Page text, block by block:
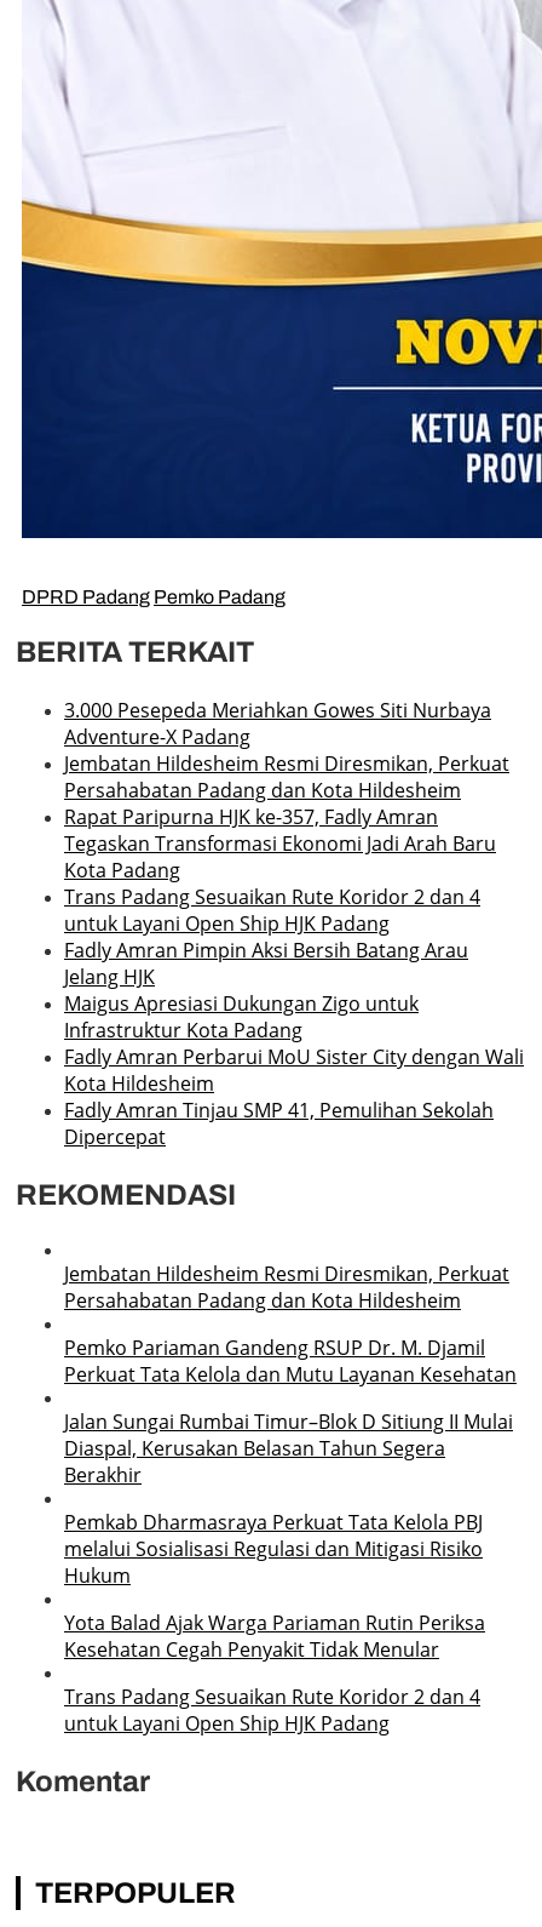
DPRD Padang Pemko Padang
BERITA TERKAIT
3.000 Pesepeda Meriahkan Gowes Siti Nurbaya
Adventure-X Padang
Jembatan Hildesheim Resmi Diresmikan, Perkuat
Persahabatan Padang dan Kota Hildesheim
Rapat Paripurna HJK ke-357, Fadly Amran
Tegaskan Transformasi Ekonomi Jadi Arah Baru
Kota Padang
Trans Padang Sesuaikan Rute Koridor 2 dan 4
untuk Layani Open Ship HJK Padang
Fadly Amran Pimpin Aksi Bersih Batang Arau
Jelang HJK
Maigus Apresiasi Dukungan Zigo untuk
Infrastruktur Kota Padang
Fadly Amran Perbarui MoU Sister City dengan Wali
Kota Hildesheim
Fadly Amran Tinjau SMP 41, Pemulihan Sekolah
Dipercepat
REKOMENDASI
Jembatan Hildesheim Resmi Diresmikan, Perkuat
Persahabatan Padang dan Kota Hildesheim
Pemko Pariaman Gandeng RSUP Dr. M. Djamil
Perkuat Tata Kelola dan Mutu Layanan Kesehatan
Jalan Sungai Rumbai Timur–Blok D Sitiung II Mulai
Diaspal, Kerusakan Belasan Tahun Segera
Berakhir
Pemkab Dharmasraya Perkuat Tata Kelola PBJ
melalui Sosialisasi Regulasi dan Mitigasi Risiko
Hukum
Yota Balad Ajak Warga Pariaman Rutin Periksa
Kesehatan Cegah Penyakit Tidak Menular
Trans Padang Sesuaikan Rute Koridor 2 dan 4
untuk Layani Open Ship HJK Padang
Komentar
TERPOPULER